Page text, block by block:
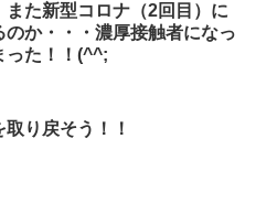
た新型コロナ（2回目）に
のか・・・濃厚接触者になっ
った！！(^^;
取り戻そう！！